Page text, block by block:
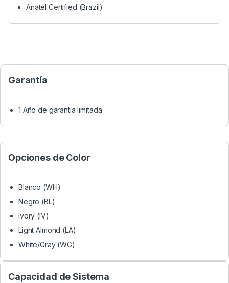
Anatel Certified (Brazil)
Garantía
1 Año de garantía limitada
Opciones de Color
Blanco (WH)
Negro (BL)
Ivory (IV)
Light Almond (LA)
White/Gray (WG)
Capacidad de Sistema